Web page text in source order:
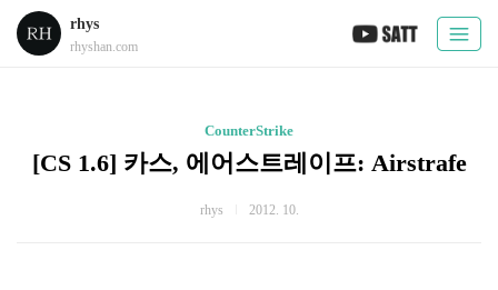
rhys
rhyshan.com
CounterStrike
[CS 1.6] 카스, 에어스트레이프: Airstrafe
rhys 2012. 10.